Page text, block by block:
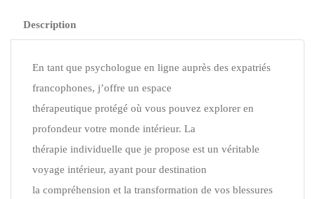
Description
En tant que psychologue en ligne auprès des expatriés
francophones, j’offre un espace
thérapeutique protégé où vous pouvez explorer en
profondeur votre monde intérieur. La
thérapie individuelle que je propose est un véritable
voyage intérieur, ayant pour destination
la compréhension et la transformation de vos blessures